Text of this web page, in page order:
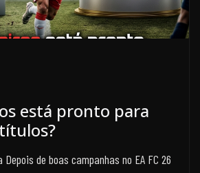
está pronto para
de boas campanhas no EA FC 26